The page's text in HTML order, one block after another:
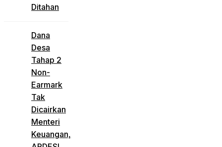
Ditahan
Dana
Desa
Tahap 2
Non-
Earmark
Tak
Dicairkan
Menteri
Keuangan,